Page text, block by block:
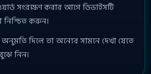
সংরক্ষণ করার আগে ডিভাইসটি
নিশ্চিত করুন।
দিলে তা অন্যের সামনে দেখা যেতে
নিন।